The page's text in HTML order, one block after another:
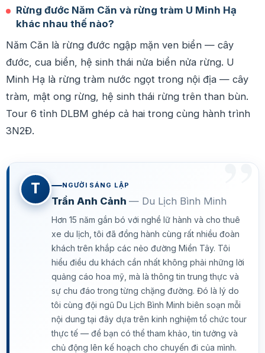
Rừng đước Năm Căn và rừng tràm U Minh Hạ
khác nhau thế nào?
Năm Căn là rừng đước ngập mặn ven biển — cây
đước, cua biển, hệ sinh thái nửa biển nửa rừng. U
Minh Hạ là rừng tràm nước ngọt trong nội địa — cây
tràm, mật ong rừng, hệ sinh thái rừng trên than bùn.
Tour 6 tỉnh DLBM ghép cả hai trong cùng hành trình
3N2Đ.
T NGƯỜI SÁNG LẬP
Trần Anh Cảnh — Du Lịch Bình Minh
Hơn 15 năm gắn bó với nghề lữ hành và cho thuê
xe du lịch, tôi đã đồng hành cùng rất nhiều đoàn
khách trên khắp các nẻo đường Miền Tây. Tôi
hiểu điều du khách cần nhất không phải những lời
quảng cáo hoa mỹ, mà là thông tin trung thực và
sự chu đáo trong từng chặng đường. Đó là lý do
tôi cùng đội ngũ Du Lịch Bình Minh biên soạn mỗi
nội dung tại đây dựa trên kinh nghiệm tổ chức tour
thực tế — để bạn có thể tham khảo, tin tưởng và
chủ động lên kế hoạch cho chuyến đi của mình.